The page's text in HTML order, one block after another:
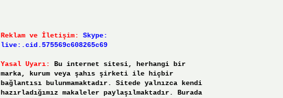
Reklam ve İletişim:
Skype:
live:.cid.575569c608265c69
Yasal Uyarı:
Bu internet sitesi, herhangi bir
marka, kurum veya şahıs şirketi ile hiçbir
bağlantısı bulunmamaktadır. Sitede yalnızca kendi
hazırladığımız makaleler paylaşılmaktadır. Burada